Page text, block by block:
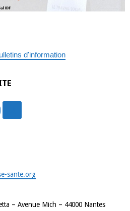
d'information
sante.org
– Avenue Mich – 44000 Nantes